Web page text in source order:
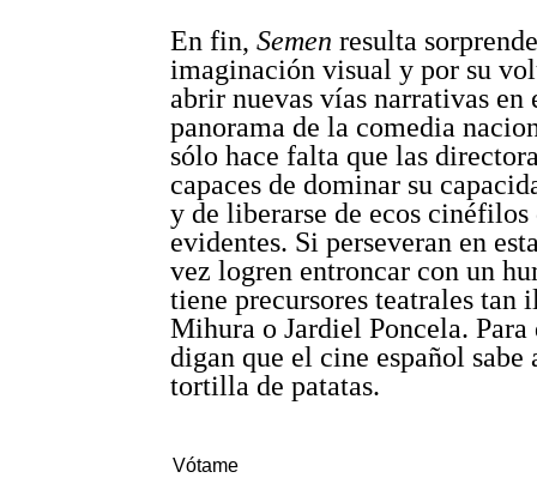
En fin, Semen resulta
imaginación visual y por su
abrir nuevas vías narrativas en
panorama de la comedia
sólo hace falta que las
capaces de dominar su
y de liberarse de ecos cinéfilos
evidentes. Si perseveran en
vez logren entroncar con un
tiene precursores teatrales tan
Mihura o Jardiel Poncela. Para
digan que el cine español sabe
tortilla de patatas.
Vótame